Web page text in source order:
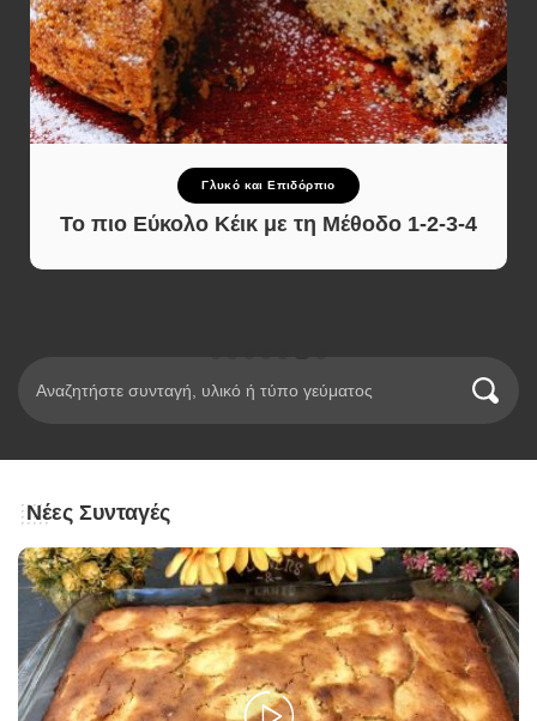
Γλυκό και Επιδόρπιο
Το πιο Εύκολο Κέικ με τη Μέθοδο 1-2-3-4
Νέες Συνταγές